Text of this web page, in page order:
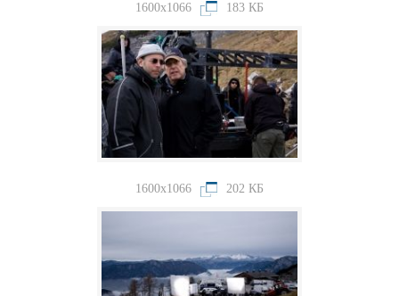
1600x1066 183 КБ
1600x1066 202 КБ